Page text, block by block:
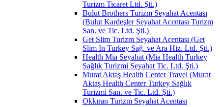
Turizm Ticaret Ltd. Şti.)
Bulut Brothers Turizm Seyahat Acentası
(Bulut Kardeşler Seyahat Acentası Turizm
San. ve Tic. Ltd. Şti.)
Get Slim Turizm Seyahat Acentası (Get
Slim In Turkey Sağ. ve Ara Hiz. Ltd. Şti.)
Health Mia Seyahat (Mia Health Turkey
Sağlık Turizmi Seyahat Tic. Ltd. Şti.)
Murat Aktaş Health Center Travel (Murat
Aktaş Health Center Turkey Sağlık
Turizmi San. ve Tic. Ltd. Şti.)
Okkıran Turizm Seyahat Acentası